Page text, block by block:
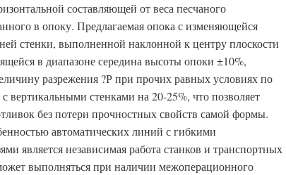
составляющей от веса песчаного
в опоку. Предлагаемая опока с изменяющейся
стенки, выполненной наклонной к центру плоскости
в диапазоне середина высоты опоки ±10%,
разрежения ?Р при прочих равных условиях по
вертикальными стенками на 20-25%, что позволяет
без потери прочностных свойств самой формы.
автоматических линий с гибкими
является независимая работа станков и транспортных
выполняться при наличии межоперационного